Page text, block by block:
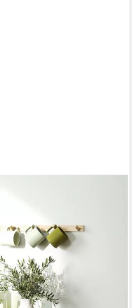
2 Türen,
1 St., Küchenschrank),